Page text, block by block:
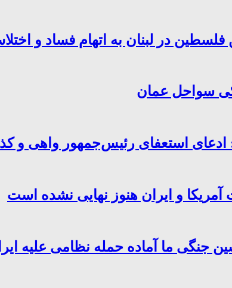
در لبنان به اتهام فساد و
سواحل عمان
ادعای استعفای رئیس‌جمهور واهی
آمریکا و ایران هنوز نهایی نشده است
جنگی ما آماده حمله نظامی علیه